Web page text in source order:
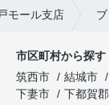
モール支店
市区町村から探す
筑西市
結城市
下妻市
下都賀